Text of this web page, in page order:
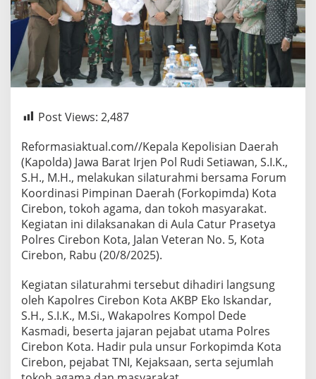
Post Views: 2,487
Reformasiaktual.com//Kepala Kepolisian Daerah
(Kapolda) Jawa Barat Irjen Pol Rudi Setiawan, S.I.K.,
S.H., M.H., melakukan silaturahmi bersama Forum
Koordinasi Pimpinan Daerah (Forkopimda) Kota
Cirebon, tokoh agama, dan tokoh masyarakat.
Kegiatan ini dilaksanakan di Aula Catur Prasetya
Polres Cirebon Kota, Jalan Veteran No. 5, Kota
Cirebon, Rabu (20/8/2025).
Kegiatan silaturahmi tersebut dihadiri langsung
oleh Kapolres Cirebon Kota AKBP Eko Iskandar,
S.H., S.I.K., M.Si., Wakapolres Kompol Dede
Kasmadi, beserta jajaran pejabat utama Polres
Cirebon Kota. Hadir pula unsur Forkopimda Kota
Cirebon, pejabat TNI, Kejaksaan, serta sejumlah